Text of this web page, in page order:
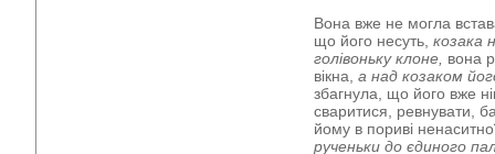
Вона вже не могла
що його несуть, козака
голівоньку клоне, вона
вікна, а над козаком
збагнула, що його вже
сваритися, ревнувати,
йому в пориві
рученьки до єдиного